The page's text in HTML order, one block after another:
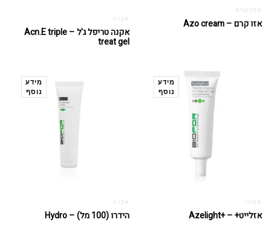
מחדשים
אזו קרם – Azo cream אקנה
אקנה טריפל ג'ל – Acn.E triple
treat gel
מידע
נוסף
אקנה
אזלייט+ – +Azelight
מידע
נוסף
אקנה
הידרו (100 מל) – Hydro